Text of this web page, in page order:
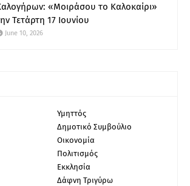
«Μοιράσου το Καλοκαίρι»
Τετάρτη 17 Ιουνίου
June 10, 2026
Υμηττός
Δημοτικό Συμβούλιο
Οικονομία
Πολιτισμός
Εκκλησία
Δάφνη Τριγύρω